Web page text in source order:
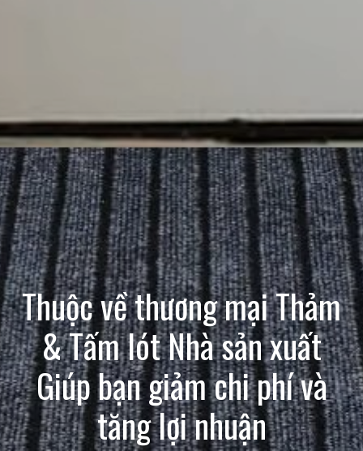
Thuộc về thương mạiThảm
& Tấm lótNhà sản xuất
Giúp bạn giảm chi phí và
tăng lợi nhuận